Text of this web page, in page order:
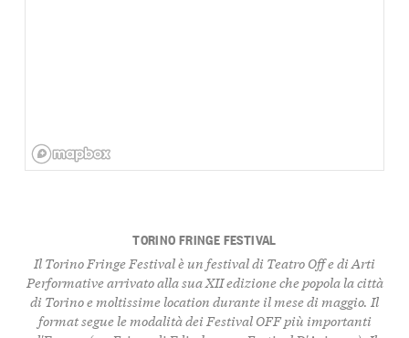
TORINO FRINGE FESTIVAL
Il Torino Fringe Festival è un festival di Teatro Off e di Arti
Performative arrivato alla sua XII edizione che popola la città
di Torino e moltissime location durante il mese di maggio. Il
format segue le modalità dei Festival OFF più importanti